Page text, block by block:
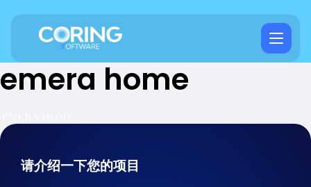
emera home
请介绍一下您的项目